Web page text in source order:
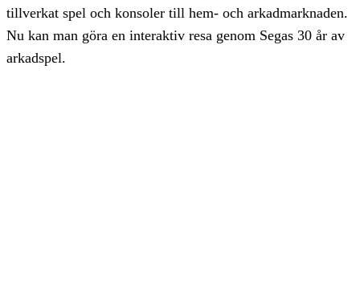
tillverkat spel och konsoler till hem- och arkadmarknaden.
Nu kan man göra en interaktiv resa genom Segas 30 år av
arkadspel.